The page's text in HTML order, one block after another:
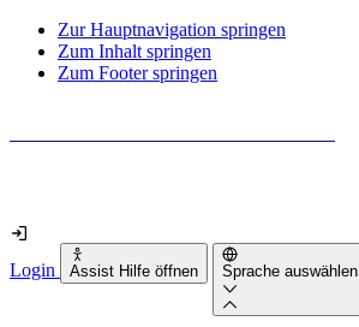
Zur Hauptnavigation springen
Zum Inhalt springen
Zum Footer springen
Login Assist Hilfe öffnen Sprache auswählen